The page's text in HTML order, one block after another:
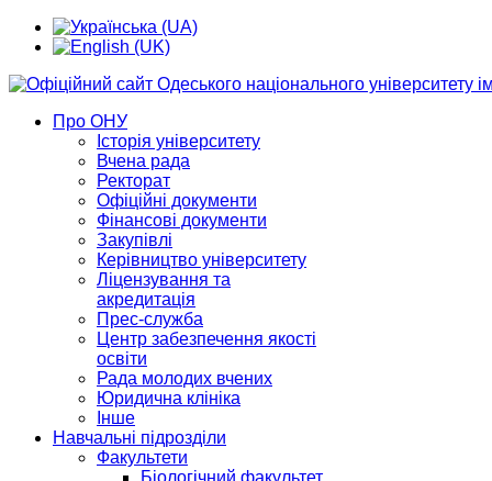
Про ОНУ
Історія університету
Вчена рада
Ректорат
Офіційні документи
Фінансові документи
Закупівлі
Керівництво університету
Ліцензування та
акредитація
Прес-служба
Центр забезпечення якості
освіти
Рада молодих вчених
Юридична клініка
Інше
Навчальні підрозділи
Факультети
Біологічний факультет